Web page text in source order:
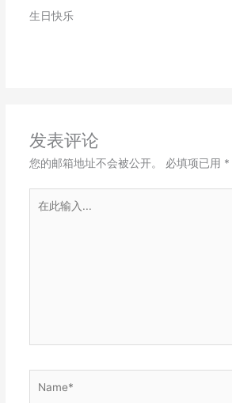
生日快乐
发表评论
您的邮箱地址不会被公开。 必填项已用 *